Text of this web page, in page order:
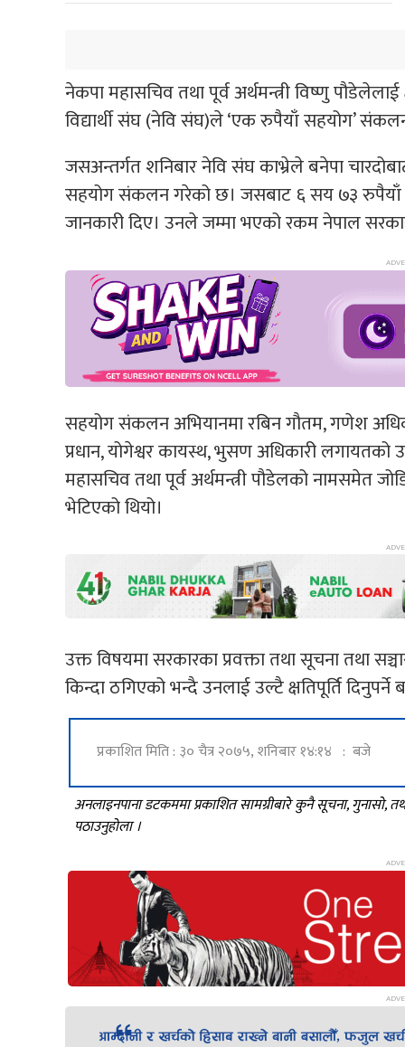
नेकपा महासचिव तथा पूर्व अर्थमन्त्री विष्णु
विद्यार्थी संघ (नेवि संघ)ले ‘एक रुपैयाँ सहयोग’
जसअन्तर्गत शनिबार नेवि संघ काभ्रेले बनेपा
सहयोग संकलन गरेको छ। जसबाट ६ सय ७३ रुपैयाँ
जानकारी दिए। उनले जम्मा भएको रकम नेपाल
सहयोग संकलन अभियानमा रबिन गौतम, गणेश
प्रधान, योगेश्वर कायस्थ, भुसण अधिकारी लगायतको
महासचिव तथा पूर्व अर्थमन्त्री पौडेलको नामसमेत
भेटिएको थियो।
उक्त विषयमा सरकारका प्रवक्ता तथा सूचना तथा
किन्दा ठगिएको भन्दै उनलाई उल्टै क्षतिपूर्ति
प्रकाशित मिति : ३० चैत्र २०७५, शनिबार १४:१४ : बजे
अनलाइनपाना डटकममा प्रकाशित सामग्रीबारे कुनै सूचना, गुनासो,
पठाउनुहोला ।